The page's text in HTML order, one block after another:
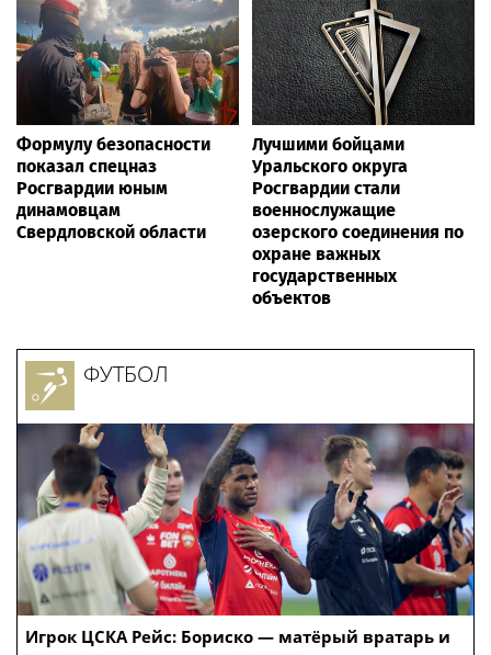
Формулу безопасности
показал спецназ
Росгвардии юным
динамовцам
Свердловской области
Лучшими бойцами
Уральского округа
Росгвардии стали
военнослужащие
озерского соединения по
охране важных
государственных
объектов
Игрок ЦСКА Рейс: Бориско — матёрый вратарь и
ФУТБОЛ